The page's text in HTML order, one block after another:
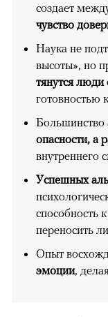
создает
чувство
Наука не
высоты», но
тянутся люди
готовностью
Большинство
опасности, а
внутреннего
Успешных
способность
переносить
Опыт
эмоции,